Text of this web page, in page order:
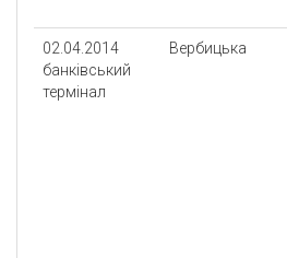
02.04.2014
банківський
термінал
Вербицька